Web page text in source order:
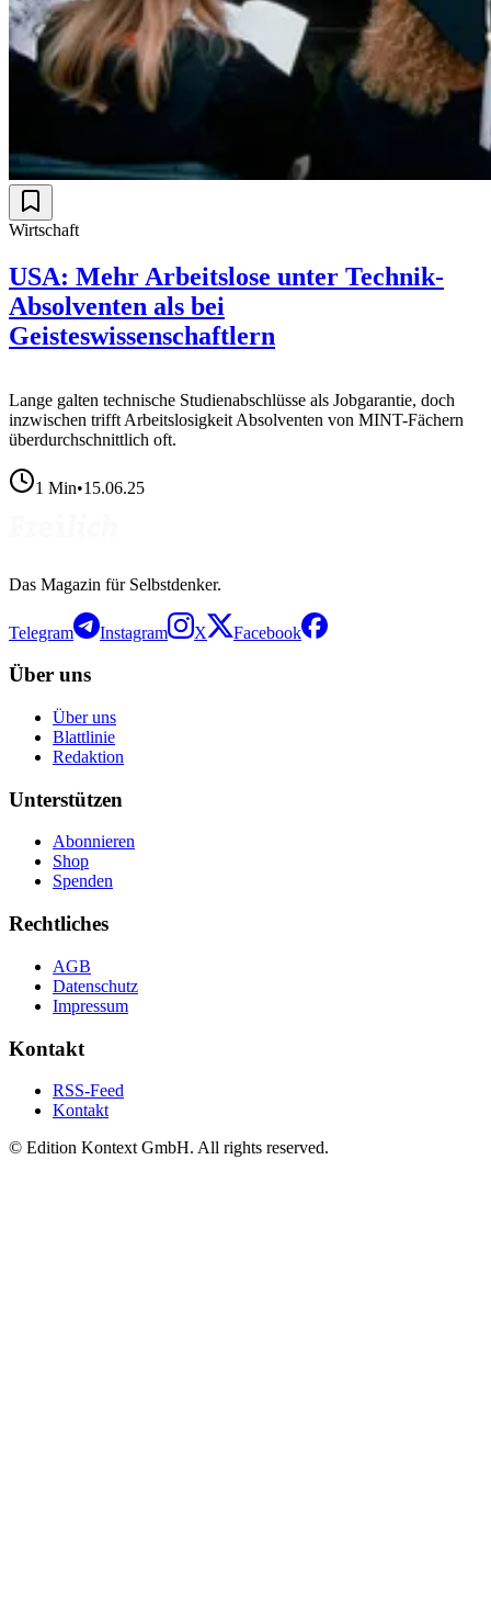
Wirtschaft
USA: Mehr Arbeitslose unter Technik-
Absolventen als bei
Geisteswissenschaftlern
Lange galten technische Studienabschlüsse als Jobgarantie, doch
inzwischen trifft Arbeitslosigkeit Absolventen von MINT-Fächern
überdurchschnittlich oft.
1 Min•15.06.25
Das Magazin für Selbstdenker.
Telegram Instagram X Facebook
Über uns
Über uns
Blattlinie
Redaktion
Unterstützen
Abonnieren
Shop
Spenden
Rechtliches
AGB
Datenschutz
Impressum
Kontakt
RSS-Feed
Kontakt
© Edition Kontext GmbH. All rights reserved.